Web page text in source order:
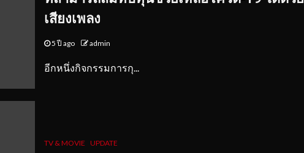
เสียงเพลง
5 ปี ago admin
อีกหนึ่งกิจกรรมการกุ...
TV & MOVIE UPDATE